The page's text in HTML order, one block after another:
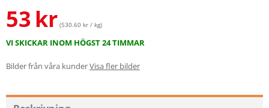
53kr (530.60 kr / kg)
VI SKICKAR INOM HÖGST 24 TIMMAR
Bilder från våra kunderVisa fler bilder